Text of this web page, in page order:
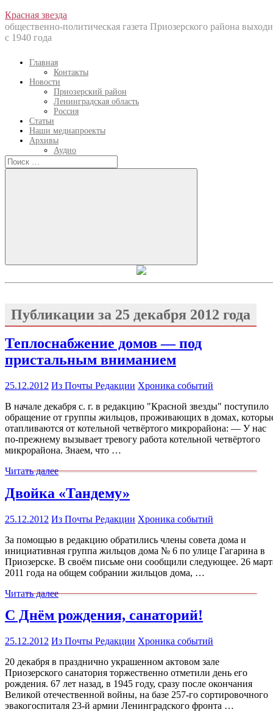
Перейти
к
содержанию
Красная звезда
общественно-политическая газета Приозерского района
с 1940 года
Главная
Контакты
Новости
Приозерский район
Ленинградская область
Россия
Статьи
Наши медиапроекты
Архивы
Аудио
Искать:
Искать
Публикации за 25 декабря 2012 года
Теплоснабжение домов — под
пристальным вниманием
25.12.2012 Из Почты Редакции Хроника событий
В начале декабря с. г. в редакцию "Красной звезды" поступило
обращение от группы жильцов, проживающих в домах,
отапливаются от котельной четвёртого микрорайона: — У нас
по-прежнему вызывает тревогу работа котельной четвёртого
микрорайона. Знаем, что …
Читать далее
Двойка «Тандему»
25.12.2012 Из Почты Редакции Хроника событий
За помощью в редакцию обратились члены совета дома и
инициативная группа жильцов дома № 6 по улице Гагарина в
Приозерске. В своём письме они сообщили следующее. 26
2011 года на общем собрании жильцов дома, …
Читать далее
С Днём рождения, санаторий!
25.12.2012 Из Почты Редакции Хроника событий
20 декабря в празднично украшенном актовом зале
Приозерского санатория торжественно отметили день его
рождения. 67 лет назад, в 1945 году, сразу после окончания
Великой отечественной войны, на базе 257-го сортировочного
эвакогоспиталя 23-й армии Ленинградского фронта …